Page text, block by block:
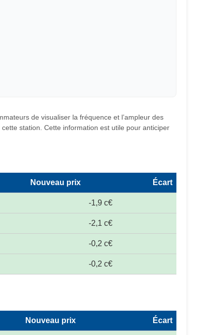
de visualiser la fréquence et l’ampleur des
station. Cette information est utile pour anticiper
Nouveau prix Écart
-1,9 c€
-2,1 c€
-0,2 c€
-0,2 c€
Nouveau prix Écart